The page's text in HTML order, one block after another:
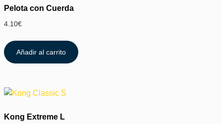
Pelota con Cuerda
4.10€
Añadir al carrito
Kong Extreme L